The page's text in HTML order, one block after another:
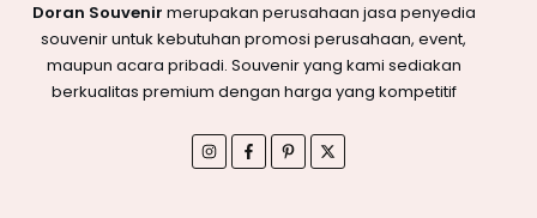
Doran Souvenir merupakan perusahaan jasa penyedia
souvenir untuk kebutuhan promosi perusahaan, event,
maupun acara pribadi. Souvenir yang kami sediakan
berkualitas premium dengan harga yang kompetitif